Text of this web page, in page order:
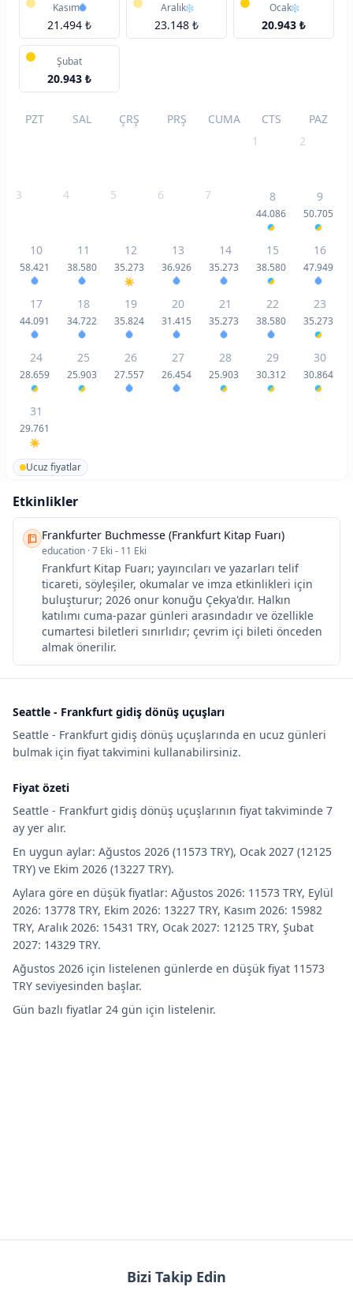
Kasım
21.494 ₺
Aralık
23.148 ₺
Ocak
20.943 ₺
Şubat
20.943 ₺
PZT SAL ÇRŞ PRŞ CUMA CTS
PAZ
1
2
3 4 5 6 7 8
44.086
9
50.705
10
58.421
11
38.580
12
35.273
13
36.926
14
35.273
15
38.580
16
47.949
17
44.091
18
34.722
19
35.824
20
31.415
21
35.273
22
38.580
23
35.273
24
28.659
25
25.903
26
27.557
27
26.454
28
25.903
29
30.312
30
30.864
31
29.761
Ucuz fiyatlar
Etkinlikler
Frankfurter Buchmesse (Frankfurt Kitap Fuarı)
education ·7 Eki - 11 Eki
Frankfurt Kitap Fuarı; yayıncıları ve yazarları telif
ticareti, söyleşiler, okumalar ve imza etkinlikleri için
buluşturur; 2026 onur konuğu Çekya'dır. Halkın
katılımı cuma-pazar günleri arasındadır ve özellikle
cumartesi biletleri sınırlıdır; çevrim içi bileti önceden
almak önerilir.
Seattle - Frankfurt gidiş dönüş uçuşları
Seattle - Frankfurt gidiş dönüş uçuşlarında en ucuz günleri
bulmak için fiyat takvimini kullanabilirsiniz.
Fiyat özeti
Seattle - Frankfurt gidiş dönüş uçuşlarının fiyat takviminde 7
ay yer alır.
En uygun aylar: Ağustos 2026 (11573 TRY), Ocak 2027 (12125
TRY) ve Ekim 2026 (13227 TRY).
Aylara göre en düşük fiyatlar: Ağustos 2026: 11573 TRY, Eylül
2026: 13778 TRY, Ekim 2026: 13227 TRY, Kasım 2026: 15982
TRY, Aralık 2026: 15431 TRY, Ocak 2027: 12125 TRY, Şubat
2027: 14329 TRY.
Ağustos 2026 için listelenen günlerde en düşük fiyat 11573
TRY seviyesinden başlar.
Gün bazlı fiyatlar 24 gün için listelenir.
Bizi Takip Edin